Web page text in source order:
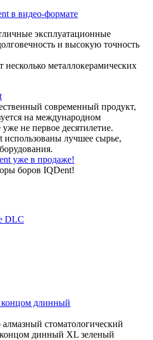
в видео-формате
эксплуатационные
и высокую точность
металлокерамических
современный продукт,
на международном
не первое десятилетие.
использованы лучшее сырье,
уже в продаже!
боров IQDent!
DLC
длинный
стоматологический
динный XL зеленый